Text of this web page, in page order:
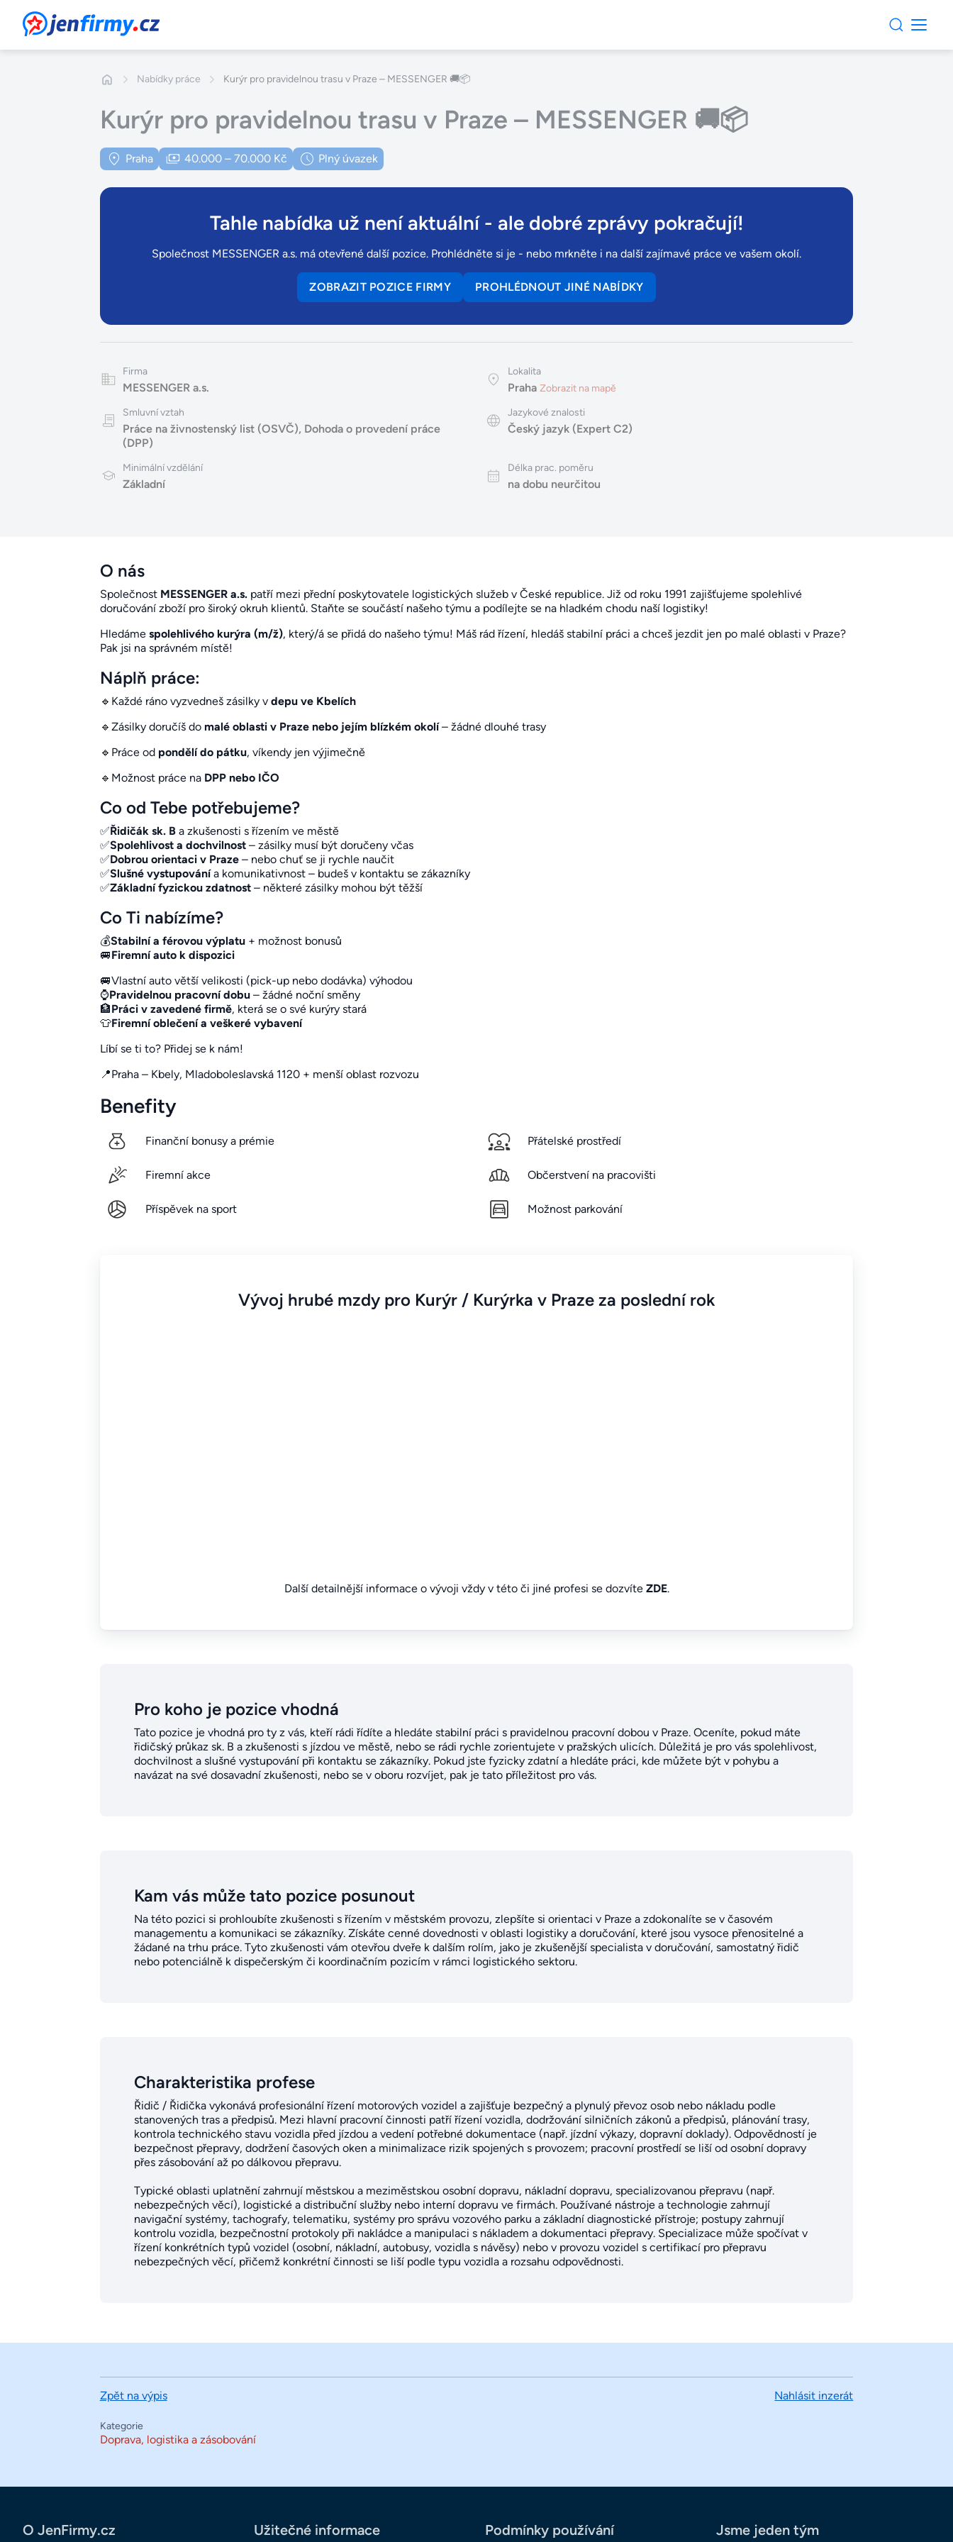
JenFirmy.cz
Nabídky práce Kurýr pro pravidelnou trasu v Praze – MESSENGER 🚚📦
Kurýr pro pravidelnou trasu v Praze – MESSENGER 🚚📦
Praha 40.000 – 70.000 Kč Plný úvazek
Tahle nabídka už není aktuální- ale dobré zprávy pokračují!
Společnost MESSENGER a.s. má otevřené další pozice. Prohlédněte si je - nebo mrkněte i na další zajímavé práce ve vašem okolí.
ZOBRAZIT POZICE FIRMY PROHLÉDNOUT JINÉ NABÍDKY
Firma
MESSENGER a.s.
Lokalita
Praha Zobrazit na mapě
Smluvní vztah
Práce na živnostenský list (OSVČ), Dohoda o provedení práce
(DPP)
Jazykové znalosti
Český jazyk (Expert C2)
Minimální vzdělání
Základní
Délka prac. poměru
na dobu neurčitou
O nás
Společnost MESSENGER a.s.patří mezi přední poskytovatele logistických služeb v České republice. Již od roku 1991 zajišťujeme spolehlivé
doručování zboží pro široký okruh klientů. Staňte se součástí našeho týmu a podílejte se na hladkém chodu naší logistiky!
Hledáme spolehlivého kurýra (m/ž), který/á se přidá do našeho týmu! Máš rád řízení, hledáš stabilní práci a chceš jezdit jen po malé oblasti v Praze?
Pak jsi na správném místě!
Náplň práce:
🔹Každé ráno vyzvedneš zásilky v depu ve Kbelích
🔹Zásilky doručíš do malé oblasti v Praze nebo jejím blízkém okolí– žádné dlouhé trasy
🔹Práce od pondělí do pátku, víkendy jen výjimečně
🔹Možnost práce na DPP nebo IČO
Co od Tebe potřebujeme?
✅Řidičák sk. Ba zkušenosti s řízením ve městě
✅​​​​​​Spolehlivost a dochvilnost– zásilky musí být doručeny včas
✅Dobrou orientaci v Praze– nebo chuť se ji rychle naučit
✅Slušné vystupovánía komunikativnost – budeš v kontaktu se zákazníky
✅Základní fyzickou zdatnost– některé zásilky mohou být těžší
Co Ti nabízíme?
💰Stabilní a férovou výplatu+ možnost bonusů
🚐Firemní auto k dispozici
🚐Vlastní auto větší velikosti (pick-up nebo dodávka) výhodou
⌚Pravidelnou pracovní dobu– žádné noční směny
🏦Práci v zavedené firmě, která se o své kurýry stará
👕Firemní oblečení a veškeré vybavení
Líbí se ti to? Přidej se k nám!
📍Praha – Kbely, Mladoboleslavská 1120 + menší oblast rozvozu
Benefity
Finanční bonusy a prémie
Firemní akce
Příspěvek na sport
Přátelské prostředí
Občerstvení na pracovišti
Možnost parkování
Vývoj hrubé mzdy pro Kurýr / Kurýrka v Praze za poslední rok
Další detailnější informace o vývoji vždy v této či jiné profesi se dozvíte ZDE.
Pro koho je pozice vhodná
Tato pozice je vhodná pro ty z vás, kteří rádi řídíte a hledáte stabilní práci s pravidelnou pracovní dobou v Praze. Oceníte, pokud máte
řidičský průkaz sk. B a zkušenosti s jízdou ve městě, nebo se rádi rychle zorientujete v pražských ulicích. Důležitá je pro vás spolehlivost,
dochvilnost a slušné vystupování při kontaktu se zákazníky. Pokud jste fyzicky zdatní a hledáte práci, kde můžete být v pohybu a
navázat na své dosavadní zkušenosti, nebo se v oboru rozvíjet, pak je tato příležitost pro vás.
Kam vás může tato pozice posunout
Na této pozici si prohloubíte zkušenosti s řízením v městském provozu, zlepšíte si orientaci v Praze a zdokonalíte se v časovém
managementu a komunikaci se zákazníky. Získáte cenné dovednosti v oblasti logistiky a doručování, které jsou vysoce přenositelné a
žádané na trhu práce. Tyto zkušenosti vám otevřou dveře k dalším rolím, jako je zkušenější specialista v doručování, samostatný řidič
nebo potenciálně k dispečerským či koordinačním pozicím v rámci logistického sektoru.
Charakteristika profese
Řidič / Řidička vykonává profesionální řízení motorových vozidel a zajišťuje bezpečný a plynulý převoz osob nebo nákladu podle
stanovených tras a předpisů. Mezi hlavní pracovní činnosti patří řízení vozidla, dodržování silničních zákonů a předpisů, plánování trasy,
kontrola technického stavu vozidla před jízdou a vedení potřebné dokumentace (např. jízdní výkazy, dopravní doklady). Odpovědností je
bezpečnost přepravy, dodržení časových oken a minimalizace rizik spojených s provozem; pracovní prostředí se liší od osobní dopravy
přes zásobování až po dálkovou přepravu.
Typické oblasti uplatnění zahrnují městskou a meziměstskou osobní dopravu, nákladní dopravu, specializovanou přepravu (např.
nebezpečných věcí), logistické a distribuční služby nebo interní dopravu ve firmách. Používané nástroje a technologie zahrnují
navigační systémy, tachografy, telematiku, systémy pro správu vozového parku a základní diagnostické přístroje; postupy zahrnují
kontrolu vozidla, bezpečnostní protokoly při nakládce a manipulaci s nákladem a dokumentaci přepravy. Specializace může spočívat v
řízení konkrétních typů vozidel (osobní, nákladní, autobusy, vozidla s návěsy) nebo v provozu vozidel s certifikací pro přepravu
nebezpečných věcí, přičemž konkrétní činnosti se liší podle typu vozidla a rozsahu odpovědnosti.
Zpět na výpis Nahlásit inzerát
Kategorie
Doprava, logistika a zásobování
O JenFirmy.cz Užitečné informace Podmínky používání Jsme jeden tým